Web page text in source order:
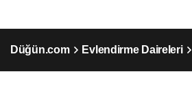
Düğün.com Evlendirme Daireleri